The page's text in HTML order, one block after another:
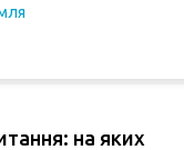
на яких